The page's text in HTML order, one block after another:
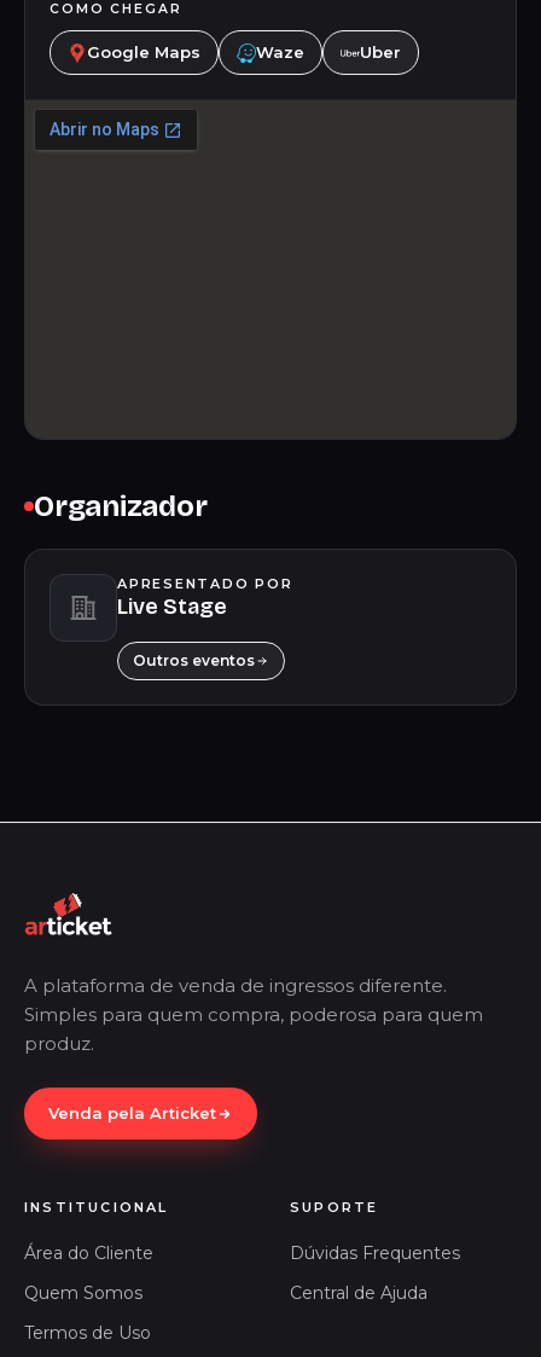
COMO CHEGAR
Google Maps Waze Uber
Organizador
APRESENTADO POR
Live Stage
Outros eventos
A plataforma de venda de ingressos diferente.
Simples para quem compra, poderosa para quem
produz.
Venda pela Articket
INSTITUCIONAL
Área do Cliente
Quem Somos
Termos de Uso
SUPORTE
Dúvidas Frequentes
Central de Ajuda